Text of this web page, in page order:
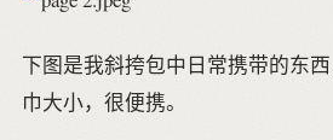
下图是我斜挎包中日常携带的东
巾大小，很便携。